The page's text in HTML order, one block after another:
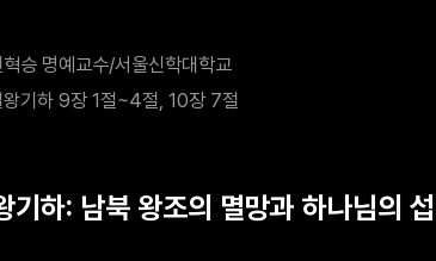
승 명예교수/서울신학대학교
왕기하 9장 1절~4절, 10장 7절
기하: 남북 왕조의 멸망과 하나님의